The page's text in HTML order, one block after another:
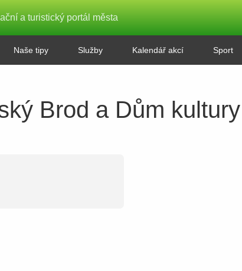
a turistický portál města
Naše tipy Služby Kalendář akcí Sport
Brod a Dům